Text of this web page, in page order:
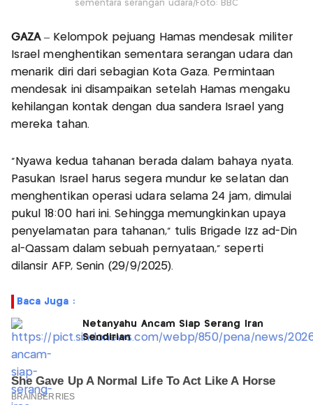
sementara serangan udara/Foto: BBC
GAZA– Kelompok pejuang Hamas mendesak militer
Israel menghentikan sementara serangan udara dan
menarik diri dari sebagian Kota Gaza. Permintaan
mendesak ini disampaikan setelah Hamas mengaku
kehilangan kontak dengan dua sandera Israel yang
mereka tahan.
"Nyawa kedua tahanan berada dalam bahaya nyata.
Pasukan Israel harus segera mundur ke selatan dan
menghentikan operasi udara selama 24 jam, dimulai
pukul 18:00 hari ini. Sehingga memungkinkan upaya
penyelamatan para tahanan," tulis Brigade Izz ad-Din
al-Qassam dalam sebuah pernyataan," seperti
dilansir AFP, Senin (29/9/2025).
Baca Juga :
Netanyahu Ancam Siap Serang Iran
Sendirian